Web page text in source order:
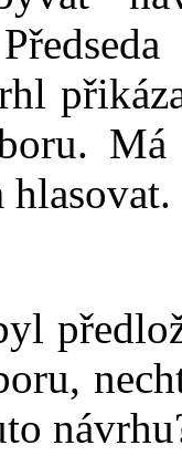
hlasovat.